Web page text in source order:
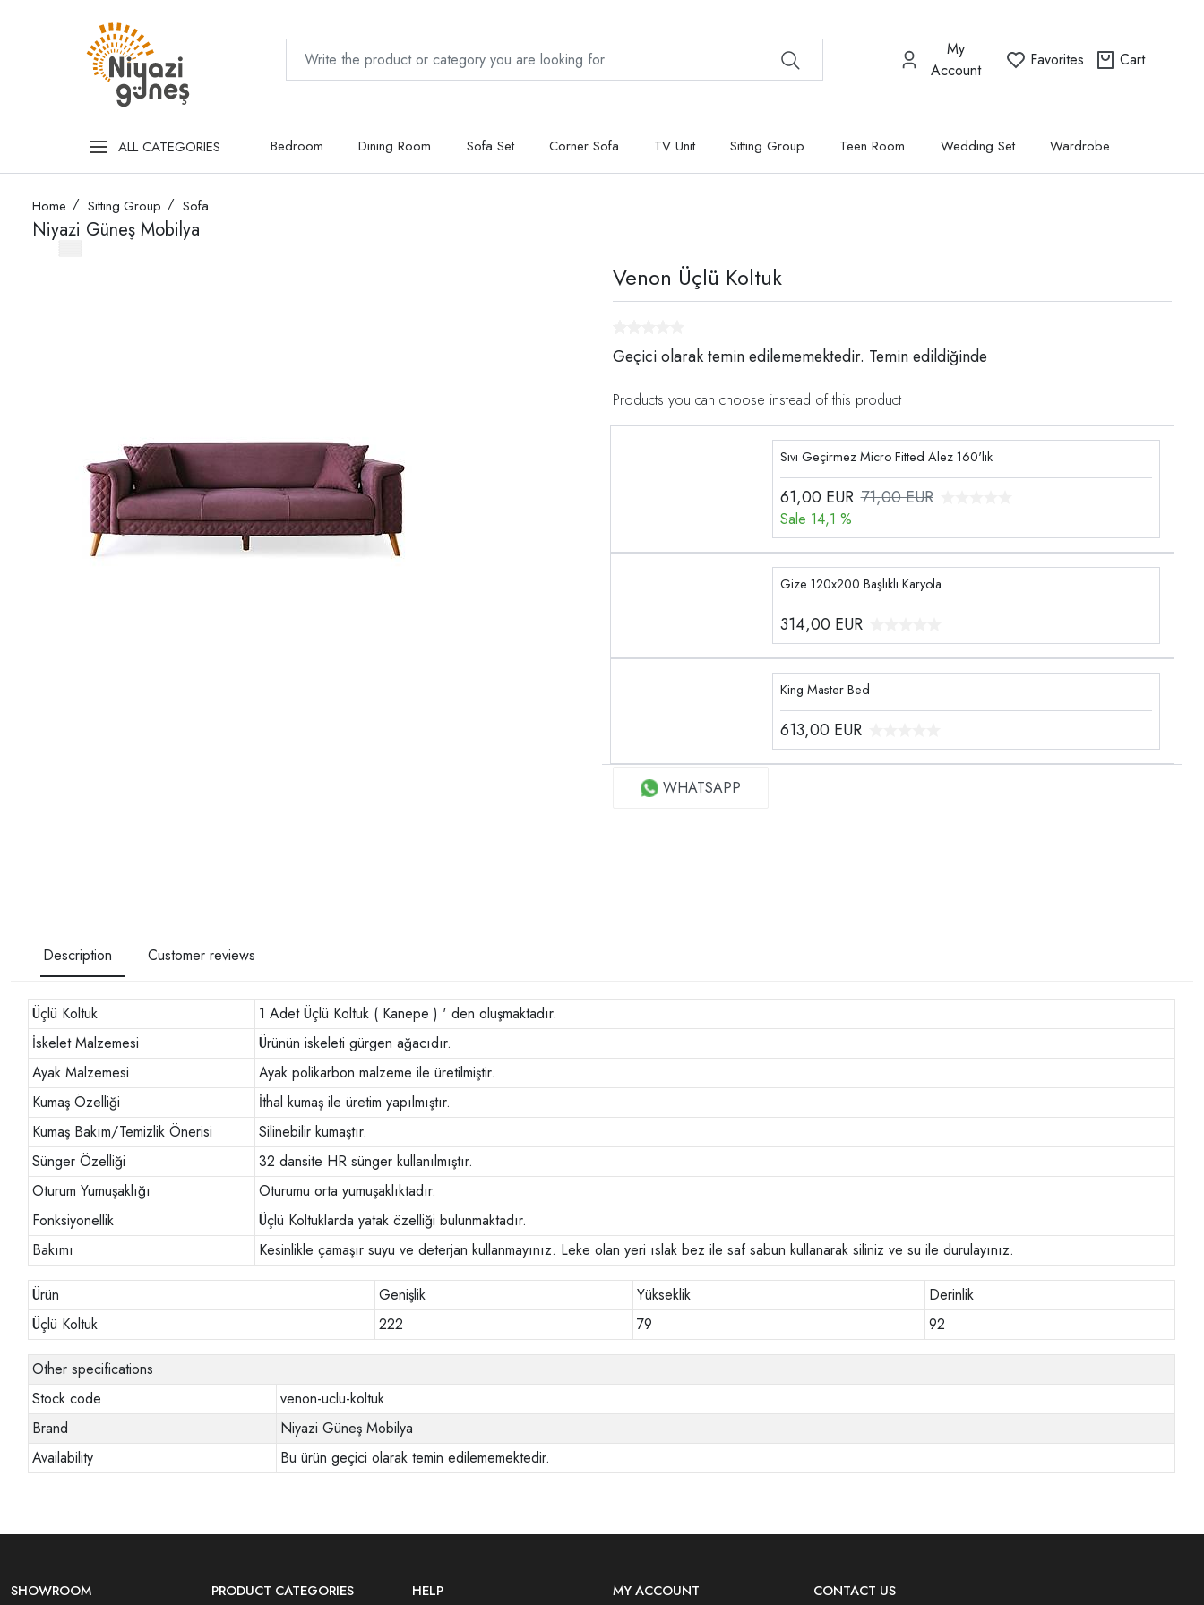
My
Account
Favorites Cart
ALL CATEGORIES Bedroom Dining Room Sofa Set Corner Sofa TV Unit Sitting Group Teen Room Wedding Set Wardrobe
Home Sitting Group Sofa
Niyazi Güneş Mobilya
Venon Üçlü Koltuk
Geçici olarak temin edilememektedir. Temin edildiğinde
Products you can choose instead of this product
Sıvı Geçirmez Micro Fitted Alez 160'lık
61,00 EUR 71,00 EUR
Sale 14,1 %
Gize 120x200 Başlıklı Karyola
314,00 EUR
King Master Bed
613,00 EUR
WHATSAPP
Description Customer reviews
Üçlü Koltuk
1 Adet Üçlü Koltuk ( Kanepe ) ' den oluşmaktadır.
İskelet Malzemesi
Ürünün iskeleti gürgen ağacıdır.
Ayak Malzemesi
Ayak polikarbon malzeme ile üretilmiştir.
Kumaş Özelliği
İthal kumaş ile üretim yapılmıştır.
Kumaş Bakım/Temizlik Önerisi
Silinebilir kumaştır.
Sünger Özelliği
32 dansite HR sünger kullanılmıştır.
Oturum Yumuşaklığı
Oturumu orta yumuşaklıktadır.
Fonksiyonellik
Üçlü Koltuklarda yatak özelliği bulunmaktadır.
Bakımı
Kesinlikle çamaşır suyu ve deterjan kullanmayınız. Leke olan yeri ıslak bez ile saf sabun kullanarak siliniz ve su ile durulayınız.
Ürün Genişlik Yükseklik
Derinlik
Üçlü Koltuk
222 79 92
Other specifications
Stock code
venon-uclu-koltuk
Brand
Niyazi Güneş Mobilya
Availability
Bu ürün geçici olarak temin edilememektedir.
SHOWROOM PRODUCT CATEGORIES HELP MY ACCOUNT CONTACT US